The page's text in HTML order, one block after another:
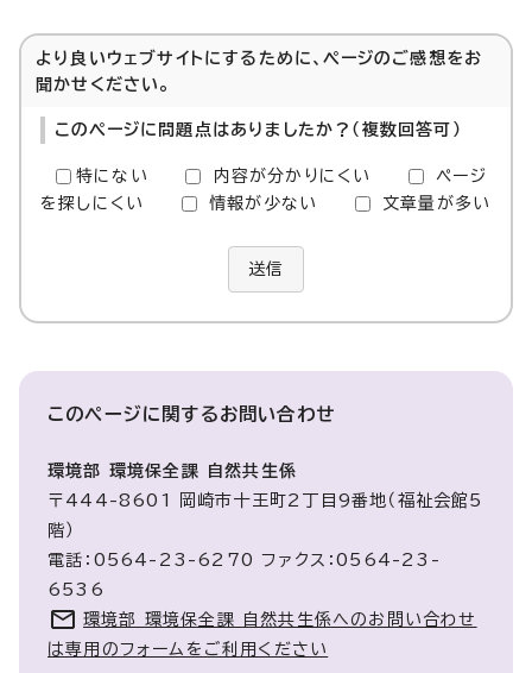
より良いウェブサイトにするために、ページのご感想をお
聞かせください。
このページに問題点はありましたか？（複数回答可）
特にない 内容が分かりにくい
ページ
を探しにくい
情報が少ない 文章量が多い
送信
このページに関するお問い合わせ
環境部 環境保全課 自然共生係
〒444-8601 岡崎市十王町2丁目9番地（福祉会館5
階）
電話：0564-23-6270 ファクス：0564-23-
6536
環境部 環境保全課 自然共生係へのお問い合わせ
は専用のフォームをご利用ください